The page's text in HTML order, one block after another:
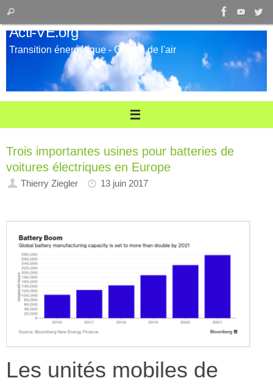
Passer
au
contenu
pour
:
Rechercher
Acti-VE.org
Transition énergétique - Qualité de l'air
Trois importantes usines pour batteries de
voitures électriques en Europe
Thierry Ziegler 13 juin 2017
Les unités mobiles de